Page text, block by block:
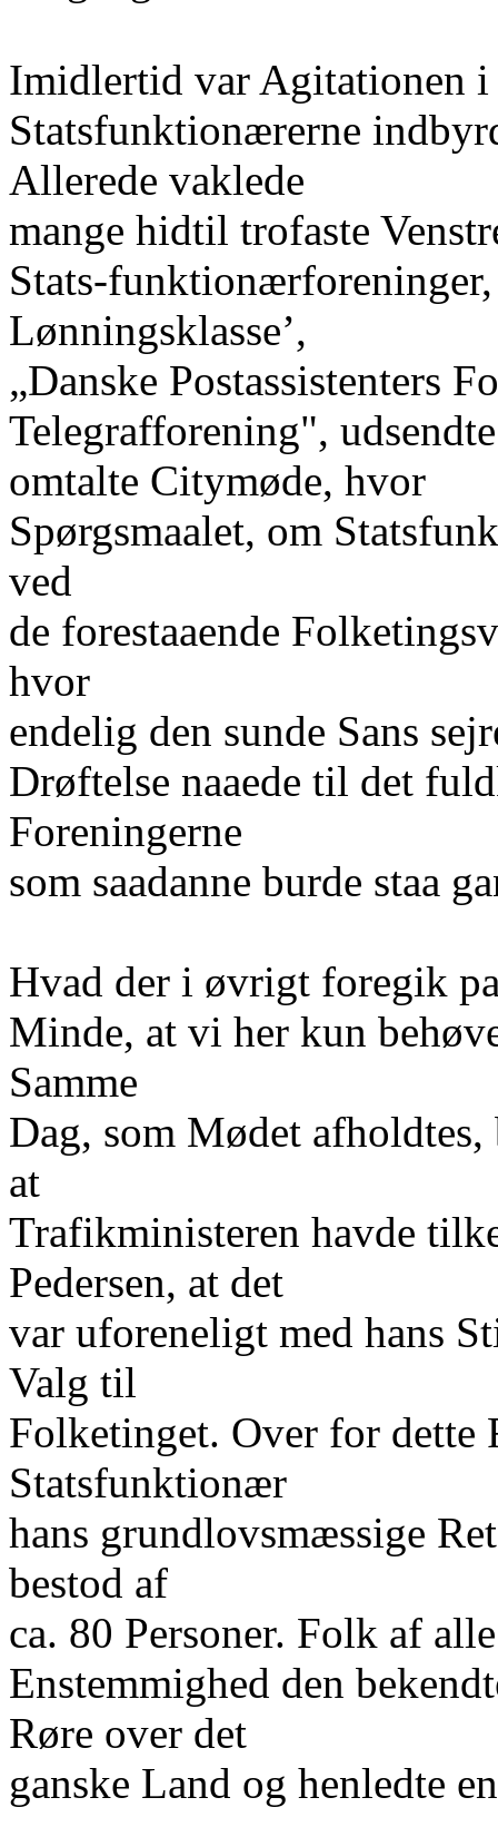
Imidlertid var Agitationen i
Statsfunktionærerne
Allerede vaklede
mange hidtil trofaste
Stats-
Lønningsklasse’,
„Danske Postassistenters
Telegrafforening",
omtalte Citymøde, hvor
Spørgsmaalet, om
ved
de forestaaende
hvor
endelig den sunde Sans
Drøftelse naaede til det
Foreningerne
som saadanne burde staa
Hvad der i øvrigt foregik
Minde, at vi her kun
Samme
Dag, som Mødet
at
Trafikministeren havde
Pedersen, at det
var uforeneligt med hans
Valg til
Folketinget. Over for dette
Statsfunktionær
hans grundlovsmæssige
bestod af
ca. 80 Personer. Folk af
Enstemmighed den
Røre over det
ganske Land og henledte